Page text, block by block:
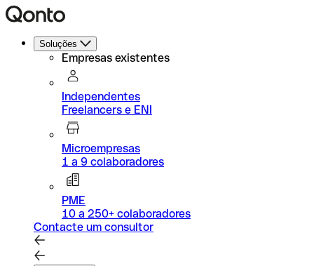
Soluções
Empresas existentes
Independentes
Freelancers e ENI
Microempresas
1 a 9 colaboradores
PME
10 a 250+ colaboradores
Contacte um consultor